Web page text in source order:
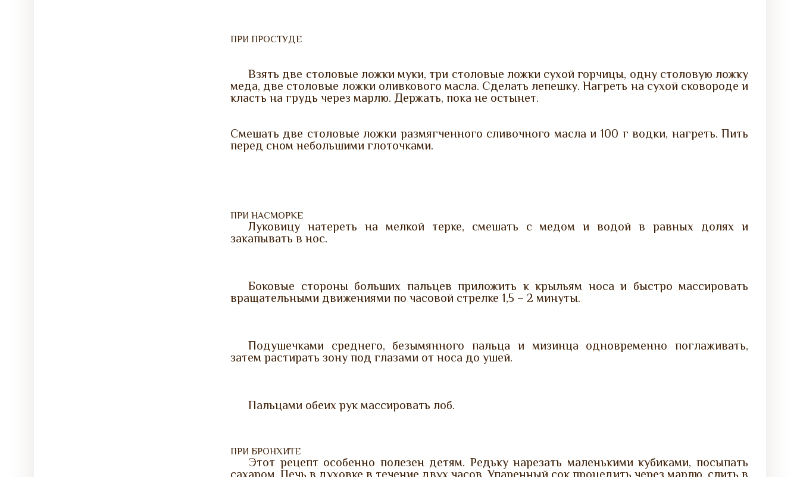
ПРИ ПРОСТУДЕ
Взять две столовые ложки муки, три столовые ложки сухой горчицы, одну столовую ложку
меда, две столовые ложки оливкового масла. Сделать лепешку. Нагреть на сухой сковороде и
класть на грудь через марлю. Держать, пока не остынет.
Смешать две столовые ложки размягченного сливочного масла и 100 г водки, нагреть. Пить
перед сном небольшими глоточками.
ПРИ НАСМОРКЕ
Луковицу натереть на мелкой терке, смешать с медом и водой в равных долях и
закапывать в нос.
Боковые стороны больших пальцев приложить к крыльям носа и быстро массировать
вращательными движениями по часовой стрелке 1,5 – 2 минуты.
Подушечками среднего, безымянного пальца и мизинца одновременно поглаживать,
затем растирать зону под глазами от носа до ушей.
Пальцами обеих рук массировать лоб.
ПРИ БРОНХИТЕ
Этот рецепт особенно полезен детям. Редьку нарезать маленькими кубиками, посыпать
сахаром. Печь в духовке в течение двух часов. Упаренный сок процедить через марлю, слить в